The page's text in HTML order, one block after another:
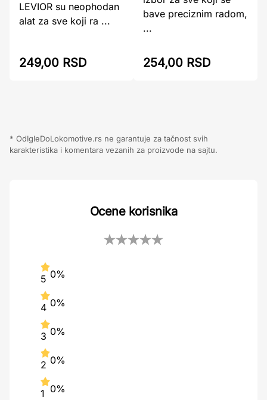
LEVIOR su neophodan
alat za sve koji ra ...
249,00 RSD
bave preciznim radom,
...
254,00 RSD
* OdIgleDoLokomotive.rs ne garantuje za tačnost svih
karakteristika i komentara vezanih za proizvode na sajtu.
Ocene korisnika
5 0%
4 0%
3 0%
2 0%
1 0%